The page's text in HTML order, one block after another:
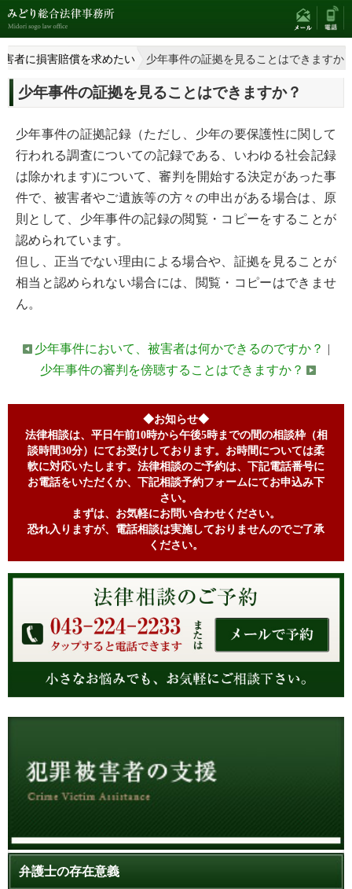
害者に損害賠償を求めたい 少年事件の証拠を見ることはできますか
少年事件の証拠を見ることはできますか？
少年事件の証拠記録（ただし、少年の要保護性に関して
行われる調査についての記録である、いわゆる社会記録
は除かれます)について、審判を開始する決定があった事
件で、被害者やご遺族等の方々の申出がある場合は、原
則として、少年事件の記録の閲覧・コピーをすることが
認められています。
但し、正当でない理由による場合や、証拠を見ることが
相当と認められない場合には、閲覧・コピーはできませ
ん。
少年事件において、被害者は何かできるのですか？ |
少年事件の審判を傍聴することはできますか？
◆お知らせ◆
法律相談は、平日午前10時から午後5時までの間の相談枠（相
談時間30分）にてお受けしております。お時間については柔
軟に対応いたします。法律相談のご予約は、下記電話番号に
お電話をいただくか、下記相談予約フォームにてお申込み下
さい。
まずは、お気軽にお問い合わせください。
恐れ入りますが、電話相談は実施しておりませんのでご了承
ください。
弁護士の存在意義